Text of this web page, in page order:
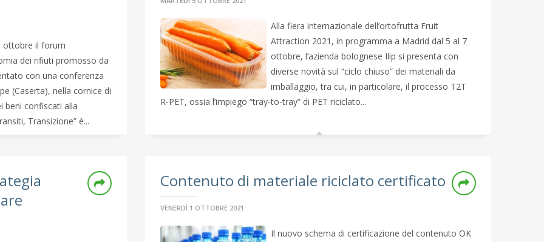
ottobre il forum
dei rifiuti promosso da
con una conferenza
(Caserta), nella cornice di
beni confiscati alla
Transizione” è...
Alla fiera internazionale dell’ortofrutta Fruit
Attraction 2021, in programma a Madrid dal 5 al 7
ottobre, l’azienda bolognese Ilip si presenta con
diverse novità sul “ciclo chiuso” dei materiali da
imballaggio, tra cui, in particolare, il processo T2T
R-PET, ossia l’impiego “tray-to-tray” di PET riciclato...
Contenuto di materiale riciclato certificato
VENERDÌ 1 OTTOBRE 2021
Il nuovo schema di certificazione del contenuto OK